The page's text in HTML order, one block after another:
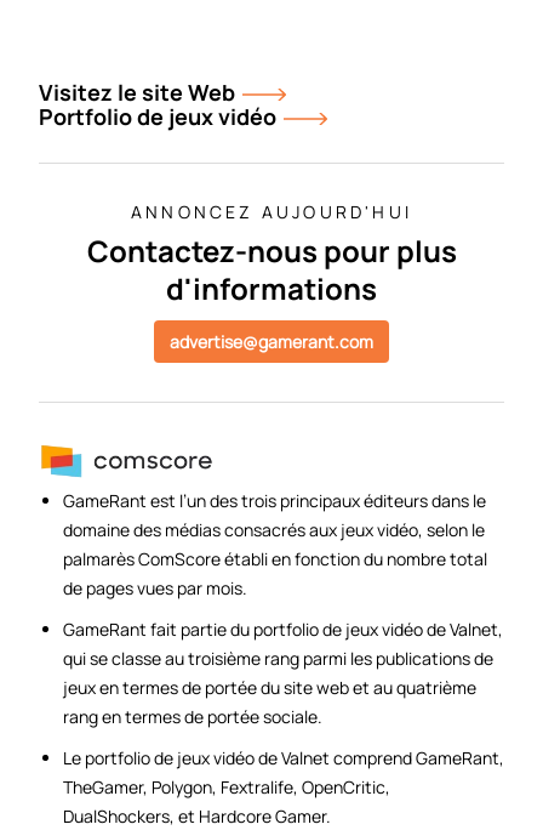
Visitez le site Web
Portfolio de jeux vidéo
ANNONCEZ AUJOURD'HUI
Contactez-nous pour plus
d'informations
advertise@gamerant.com
GameRant est l’un des trois principaux éditeurs dans le
domaine des médias consacrés aux jeux vidéo, selon le
palmarès ComScore établi en fonction du nombre total
de pages vues par mois.
GameRant fait partie du portfolio de jeux vidéo de Valnet,
qui se classe au troisième rang parmi les publications de
jeux en termes de portée du site web et au quatrième
rang en termes de portée sociale.
Le portfolio de jeux vidéo de Valnet comprend GameRant,
TheGamer, Polygon, Fextralife, OpenCritic,
DualShockers, et Hardcore Gamer.